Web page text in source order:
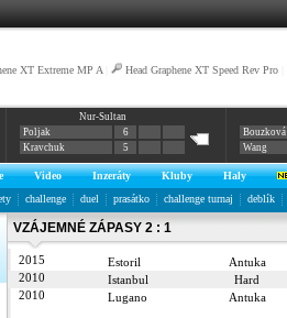
XT Extreme MP A Head Graphene XT Speed Rev Pro
Nur-Sultan
Poljak
6
Kravchuk
5
Bouzková
Wang
Video Inzeráty Kluby Haly
challenge duel prasátko challenge turnaj deblík
VZÁJEMNÉ ZÁPASY 2 : 1
2015 Estoril Antuka
2010
Istanbul Hard
2010
Lugano Antuka